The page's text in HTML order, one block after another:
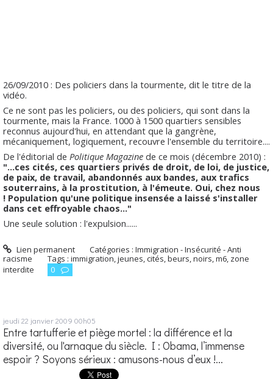
26/09/2010 : Des policiers dans la tourmente, dit le titre de la
vidéo.
Ce ne sont pas les policiers, ou des policiers, qui sont dans la
tourmente, mais la France. 1000 à 1500 quartiers sensibles
reconnus aujourd'hui, en attendant que la gangrène,
mécaniquement, logiquement, recouvre l'ensemble du territoire....
De l'éditorial de Politique Magazine de ce mois (décembre 2010) :
"...ces cités, ces quartiers privés de droit, de loi, de justice,
de paix, de travail, abandonnés aux bandes, aux trafics
souterrains, à la prostitution, à l'émeute. Oui, chez nous
! Population qu'une politique insensée a laissé s'installer
dans cet effroyable chaos..."
Une seule solution : l'expulsion......
Lien permanent Catégories :Immigration - Insécurité - Anti
racisme
Tags : immigration,jeunes,cités,beurs,noirs,m6, zone
interdite
0
jeudi 22 janvier 2009 00h05
Entre tartufferie et piège mortel : la différence et la
diversité, ou l'arnaque du siècle. I : Obama, l’immense
espoir ? Soyons sérieux : amusons-nous d’eux !...